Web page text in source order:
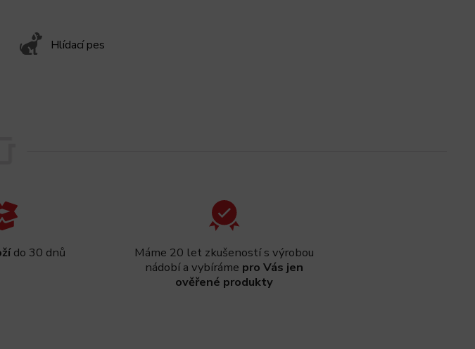
Hlídací pes
do 30 dnů
Máme 20 let zkušeností s výrobou
nádobí a vybíráme pro Vás jen
ověřené produkty